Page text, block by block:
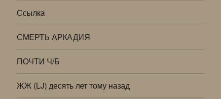
Ссылка
СМЕРТЬ АРКАДИЯ
ПОЧТИ Ч/Б
ЖЖ (LJ) десять лет тому назад